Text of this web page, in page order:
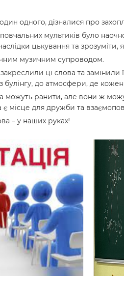
одного, дізналися про
мультиків було
цькування та
музичним супроводом.
ці слова та замінили
булінгу, до атмосфери, де
можуть ранити, але вони ж
є місце для дружби та
– у наших руках!